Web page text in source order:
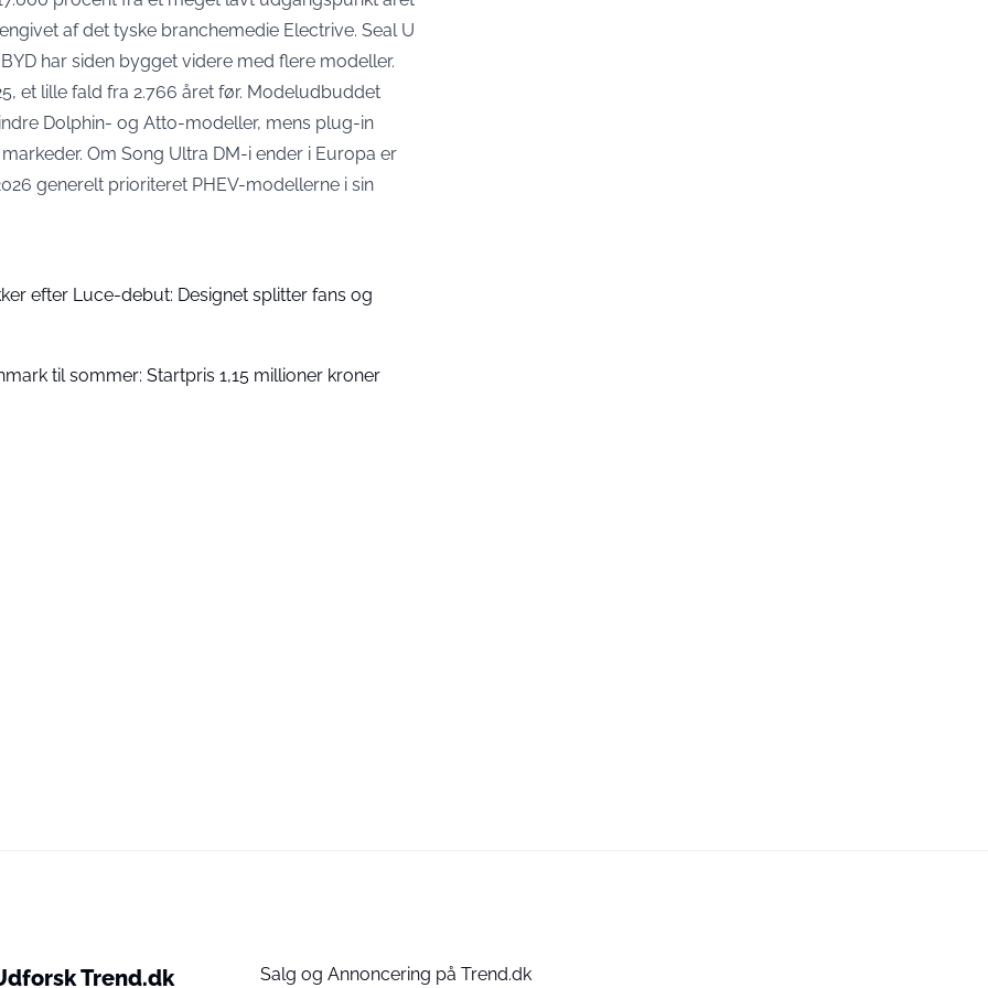
af det tyske branchemedie Electrive. Seal U
har siden bygget videre med flere modeller.
et lille fald fra 2.766 året før. Modeludbuddet
Dolphin- og Atto-modeller, mens plug-in
Om Song Ultra DM-i ender i Europa er
generelt prioriteret PHEV-modellerne i sin
efter Luce-debut: Designet splitter fans og
til sommer: Startpris 1,15 millioner kroner
Trend.dk Salg og Annoncering på Trend.dk